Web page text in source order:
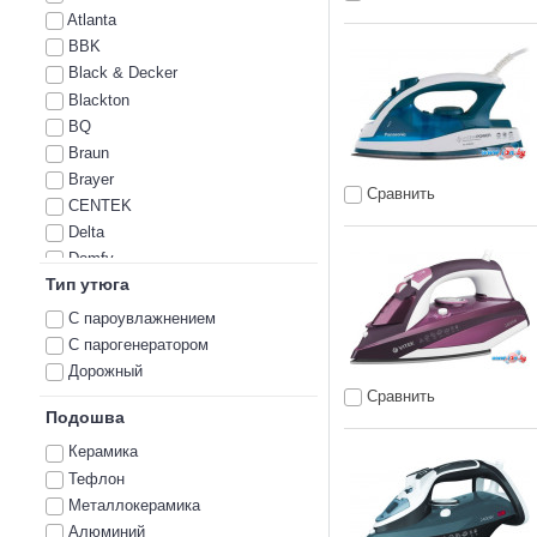
Atlanta
BBK
Black & Decker
Blackton
BQ
Braun
Brayer
CENTEK
Delta
Domfy
Econ
Endever
Energy
Ergolux
Galaxy
Galaxy Line
Garlyn
Gorenje
HiTT
Тип утюга
С пароувлажнением
С парогенератором
Дорожный
Подошва
Керамика
Тефлон
Металлокерамика
Алюминий
Сравнить
Сравнить